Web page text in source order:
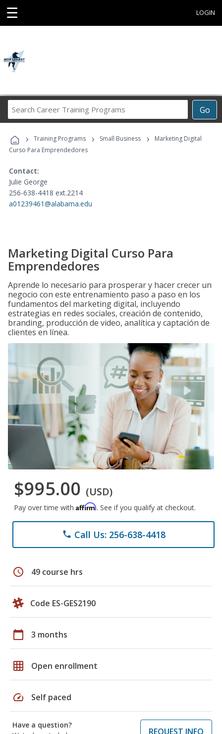
☰ LOGIN
Go
Career
Programs
› Training Programs › Small Business ›
Marketing Digital
Curso Para Emprendedores
Contact:
Julie George
256-638-4418 ext.2214
a01239461@alabama.edu
Marketing Digital Curso Para
Emprendedores
Aprende lo necesario para prosperar y hacer crecer un
negocio con este entrenamiento paso a paso en los
fundamentos del marketing digital, incluyendo
estrategias en redes sociales, creación de contenido,
branding, producción de video, analítica y captación de
clientes en línea.
$995.00 (USD)
Pay over time with Affirm. See if you qualify at checkout.
phone Call Us: 256-638-4418
schedule 49 course hrs
Code ES-GES2190
calendar_today 3 months
grid_on Open enrollment
speed Self paced
Have a question?
REQUEST INFO